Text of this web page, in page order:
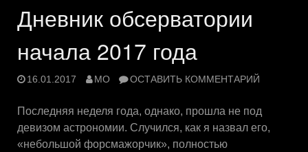
Дневник обсерватории
начала 2017 года
16.01.2017 MO ОСТАВИТЬ КОММЕНТАРИЙ
Последняя неделя года, однако, прошла не под
девизом астрономии. Случился, как я назвал его,
«небольшой форсмажорчик», полностью